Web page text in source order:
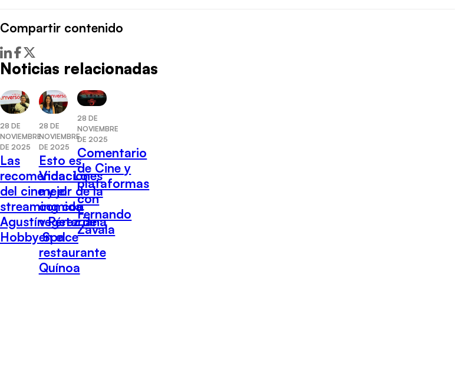
Compartir contenido
Noticias relacionadas
28 DE
NOVIEMBRE
DE 2025
Las
recomendaciones
del cine y el
streaming con
Agustín Pérez de
Hobby Space
28 DE
NOVIEMBRE
DE 2025
Esto es
Vida: Lo
mejor de la
comida
vegetariana
en el
restaurante
Quínoa
28 DE
NOVIEMBRE
DE 2025
Comentario
de Cine y
plataformas
con
Fernando
Zavala